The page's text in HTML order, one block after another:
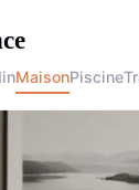
MaisonPiscine